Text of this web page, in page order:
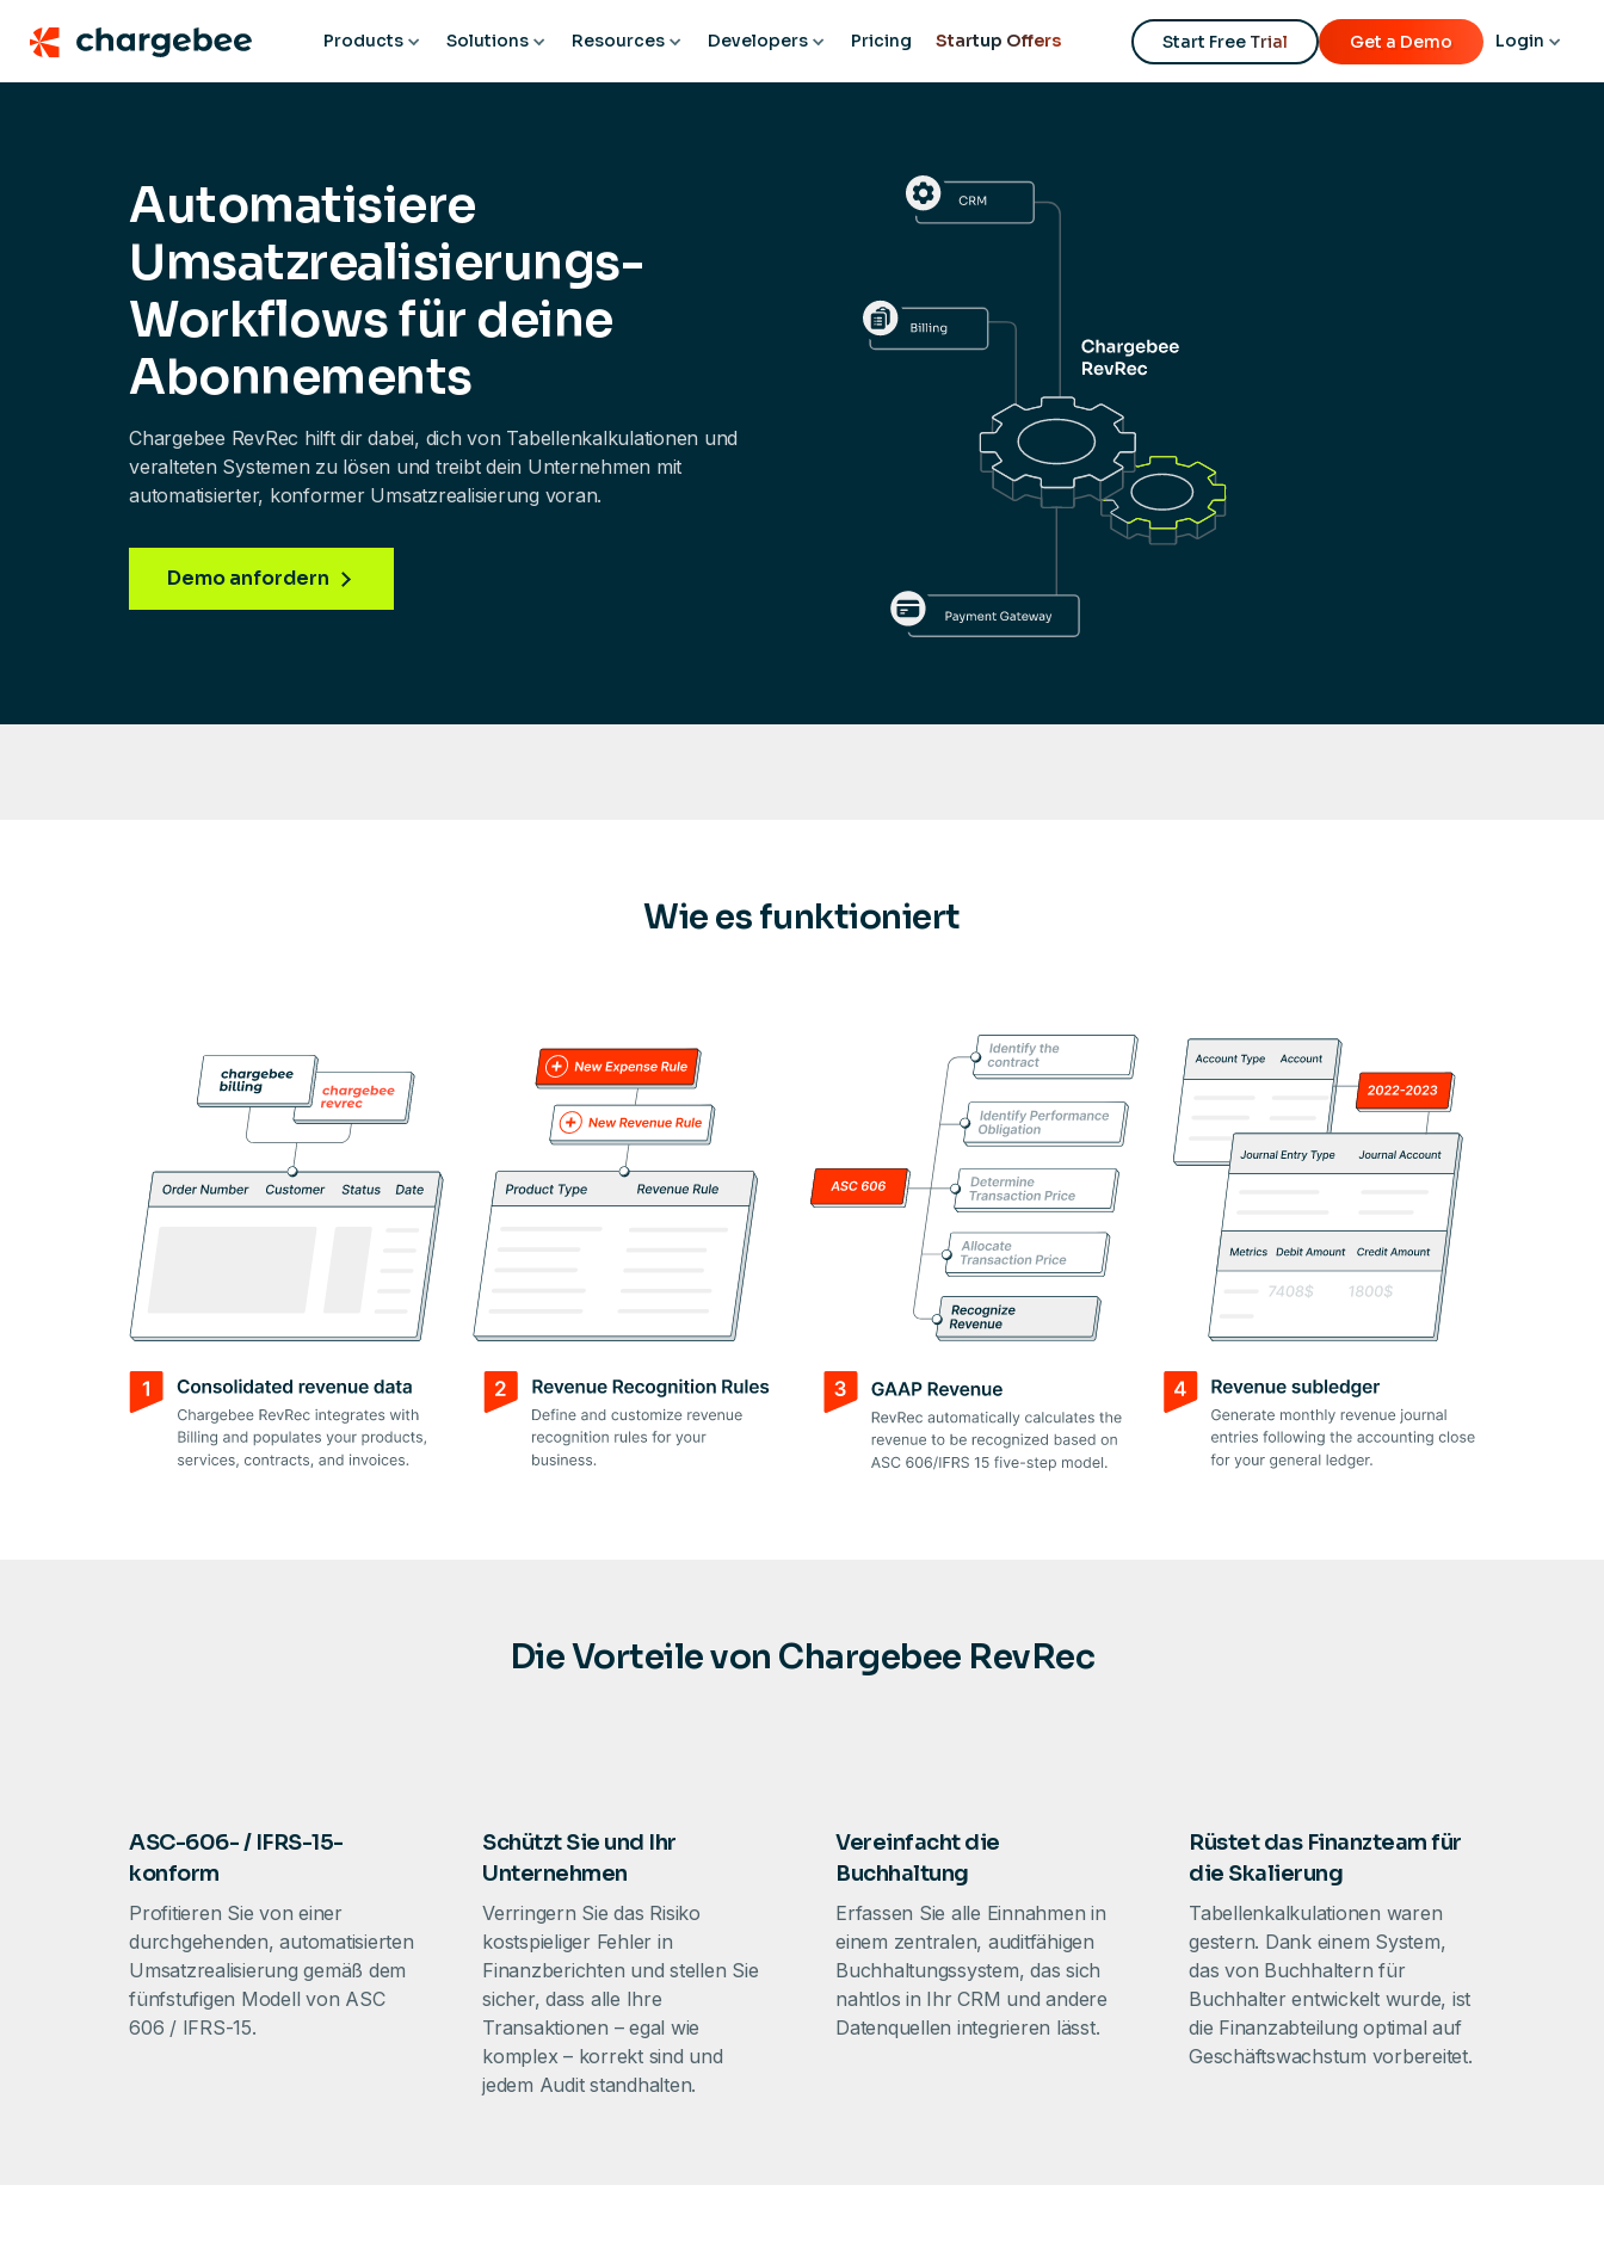
Products Solutions Resources Developers Pricing Startup Offers Start Free Trial Get a Demo Login
Automatisiere
Umsatzrealisierungs-
Workflows für deine
Abonnements
Chargebee RevRec hilft dir dabei, dich von Tabellenkalkulationen und
veralteten Systemen zu lösen und treibt dein Unternehmen mit
automatisierter, konformer Umsatzrealisierung voran.
Demo anfordern
Wie es funktioniert
Die Vorteile von Chargebee RevRec
ASC-606- / IFRS-15-
konform
Profitieren Sie von einer
durchgehenden, automatisierten
Umsatzrealisierung gemäß dem
fünfstufigen Modell von ASC
606 / IFRS-15.
Schützt Sie und Ihr
Unternehmen
Verringern Sie das Risiko
kostspieliger Fehler in
Finanzberichten und stellen Sie
sicher, dass alle Ihre
Transaktionen – egal wie
komplex – korrekt sind und
jedem Audit standhalten.
Vereinfacht die
Buchhaltung
Erfassen Sie alle Einnahmen in
einem zentralen, auditfähigen
Buchhaltungssystem, das sich
nahtlos in Ihr CRM und andere
Datenquellen integrieren lässt.
Rüstet das Finanzteam für
die Skalierung
Tabellenkalkulationen waren
gestern. Dank einem System,
das von Buchhaltern für
Buchhalter entwickelt wurde, ist
die Finanzabteilung optimal auf
Geschäftswachstum vorbereitet.